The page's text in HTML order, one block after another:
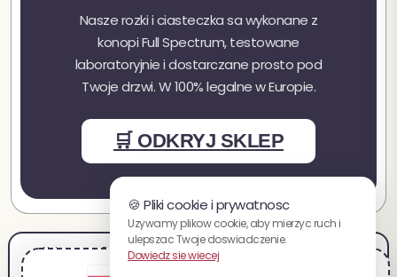
🍪 Pliki cookie i prywatnosc
Uzywamy plikow cookie, aby mierzyc ruch i
ulepszac Twoje doswiadczenie.
Dowiedz sie wiecej
Nasze rozki i ciasteczka sa wykonane z
konopi Full Spectrum, testowane
laboratoryjnie i dostarczane prosto pod
Twoje drzwi. W 100% legalne w Europie.
🛒 ODKRYJ SKLEP
Nota prawnaRegulamin sprzedazyRegulamin uzytkowania